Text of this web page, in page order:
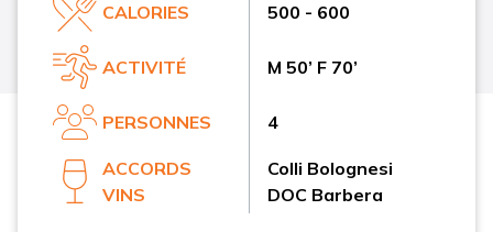
CALORIES 500 - 600
ACTIVITÉ M 50’ F 70’
PERSONNES 4
ACCORDS
VINS
Colli Bolognesi
DOC Barbera